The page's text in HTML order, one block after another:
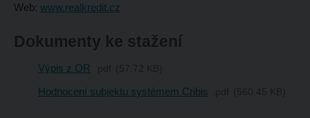
Web: www.realkredit.cz
Dokumenty ke stažení
Výpis z OR
Hodnocení subjektu systémem Cribis